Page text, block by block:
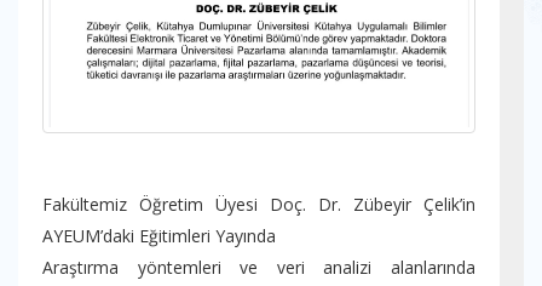
Fakültemiz Öğretim Üyesi Doç. Dr. Zübeyir Çelik’in
AYEUM’daki Eğitimleri Yayında
Araştırma yöntemleri ve veri analizi alanlarında